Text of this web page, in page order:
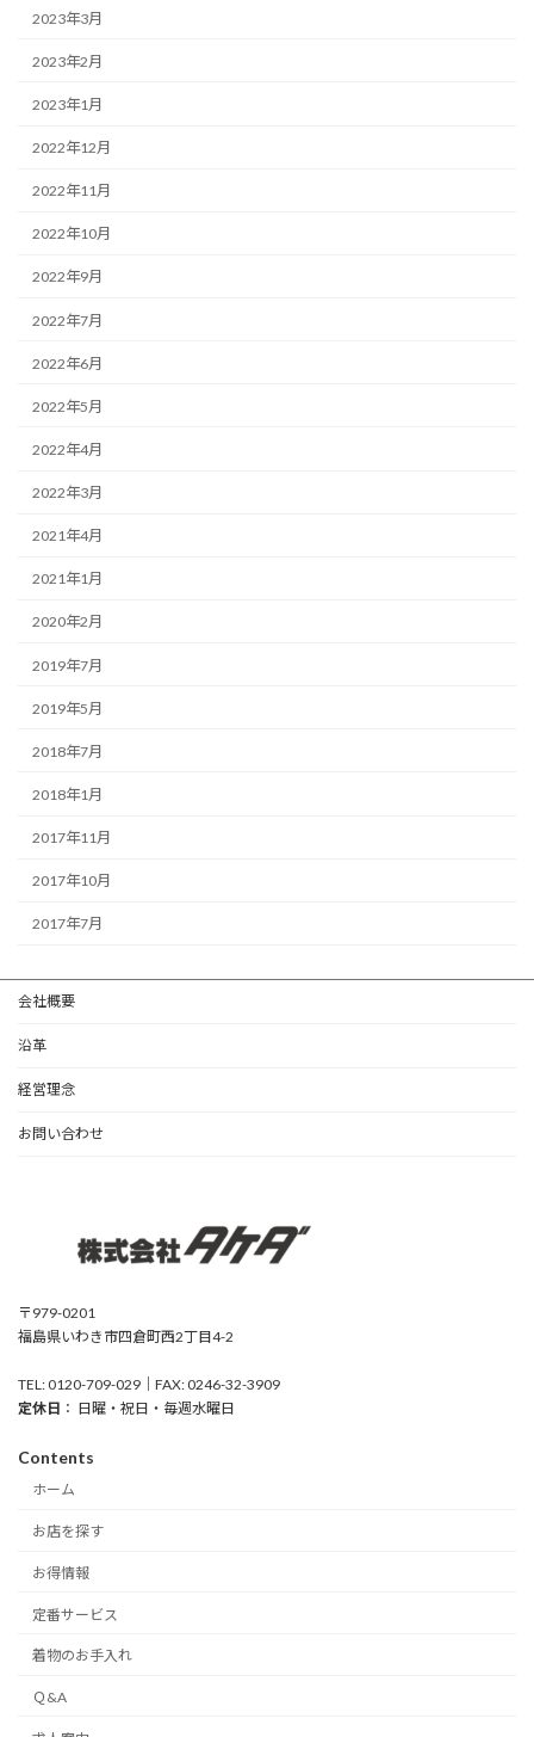
2023年3月
2023年2月
2023年1月
2022年12月
2022年11月
2022年10月
2022年9月
2022年7月
2022年6月
2022年5月
2022年4月
2022年3月
2021年4月
2021年1月
2020年2月
2019年7月
2019年5月
2018年7月
2018年1月
2017年11月
2017年10月
2017年7月
会社概要
沿革
経営理念
お問い合わせ
〒979-0201
福島県いわき市四倉町西2丁目4-2
TEL: 0120-709-029｜FAX: 0246-32-3909
定休日 ： 日曜・祝日・毎週水曜日
Contents
ホーム
お店を探す
お得情報
定番サービス
着物のお手入れ
Ｑ&A